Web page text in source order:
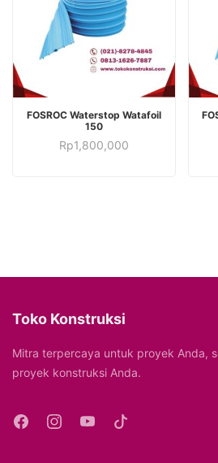
TAMBAH KE KERANJANG
FOSROC Waterstop Watafoil
150
Rp1,800,000
Toko Konstruksi
Mitra terpercaya untuk proyek Anda,
proyek konstruksi Anda.